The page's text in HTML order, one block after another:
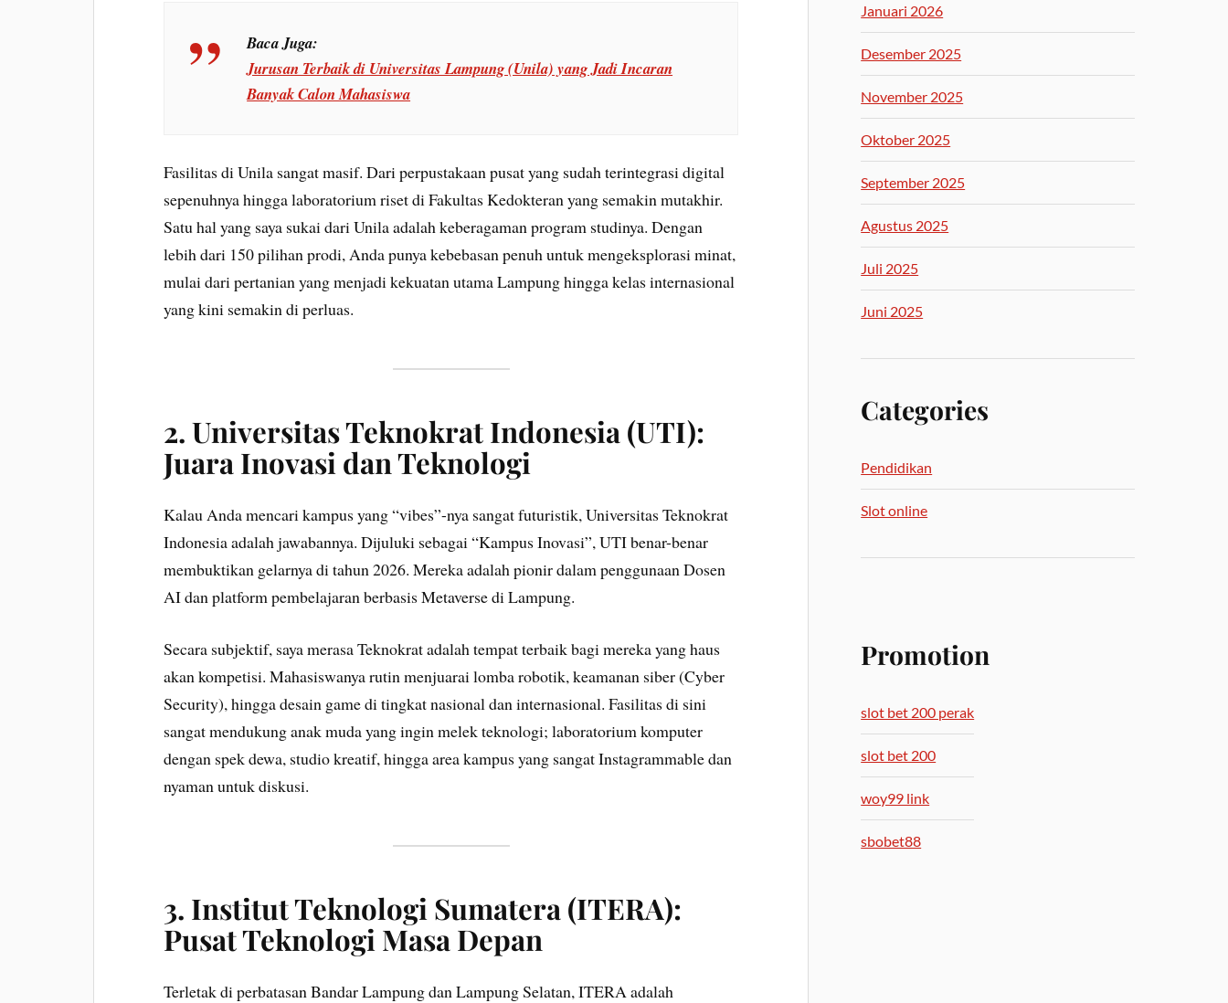
Baca Juga:
Jurusan Terbaik di Universitas Lampung (Unila) yang Jadi Incaran
Banyak Calon Mahasiswa
Fasilitas di Unila sangat masif. Dari perpustakaan pusat yang sudah terintegrasi digital
sepenuhnya hingga laboratorium riset di Fakultas Kedokteran yang semakin mutakhir.
Satu hal yang saya sukai dari Unila adalah keberagaman program studinya. Dengan
lebih dari 150 pilihan prodi, Anda punya kebebasan penuh untuk mengeksplorasi minat,
mulai dari pertanian yang menjadi kekuatan utama Lampung hingga kelas internasional
yang kini semakin di perluas.
2. Universitas Teknokrat Indonesia (UTI):
Juara Inovasi dan Teknologi
Kalau Anda mencari kampus yang “vibes”-nya sangat futuristik, Universitas Teknokrat
Indonesia adalah jawabannya. Dijuluki sebagai “Kampus Inovasi”, UTI benar-benar
membuktikan gelarnya di tahun 2026. Mereka adalah pionir dalam penggunaan Dosen
AI dan platform pembelajaran berbasis Metaverse di Lampung.
Secara subjektif, saya merasa Teknokrat adalah tempat terbaik bagi mereka yang haus
akan kompetisi. Mahasiswanya rutin menjuarai lomba robotik, keamanan siber (Cyber
Security), hingga desain game di tingkat nasional dan internasional. Fasilitas di sini
sangat mendukung anak muda yang ingin melek teknologi; laboratorium komputer
dengan spek dewa, studio kreatif, hingga area kampus yang sangat Instagrammable dan
nyaman untuk diskusi.
3. Institut Teknologi Sumatera (ITERA):
Pusat Teknologi Masa Depan
Terletak di perbatasan Bandar Lampung dan Lampung Selatan, ITERA adalah
Januari 2026
Desember 2025
November 2025
Oktober 2025
September 2025
Agustus 2025
Juli 2025
Juni 2025
Categories
Pendidikan
Slot online
Promotion
slot bet 200 perak
slot bet 200
woy99 link
sbobet88